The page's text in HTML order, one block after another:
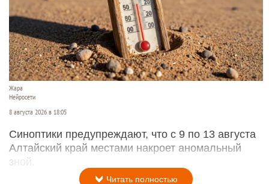
Жара
Нейросети
8 августа 2026 в 18:05
Синоптики предупреждают, что с 9 по 13 августа
Алтайский край местами накроет аномальный
зной.
Читать полностью